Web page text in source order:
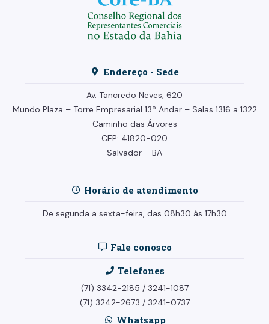
Endereço - Sede
Av. Tancredo Neves, 620
Mundo Plaza – Torre Empresarial 13º Andar – Salas 1316 a 1322
Caminho das Árvores
CEP: 41820-020
Salvador – BA
Horário de atendimento
De segunda a sexta-feira, das 08h30 às 17h30
Fale conosco
Telefones
(71) 3342-2185 / 3241-1087
(71) 3242-2673 / 3241-0737
Whatsapp